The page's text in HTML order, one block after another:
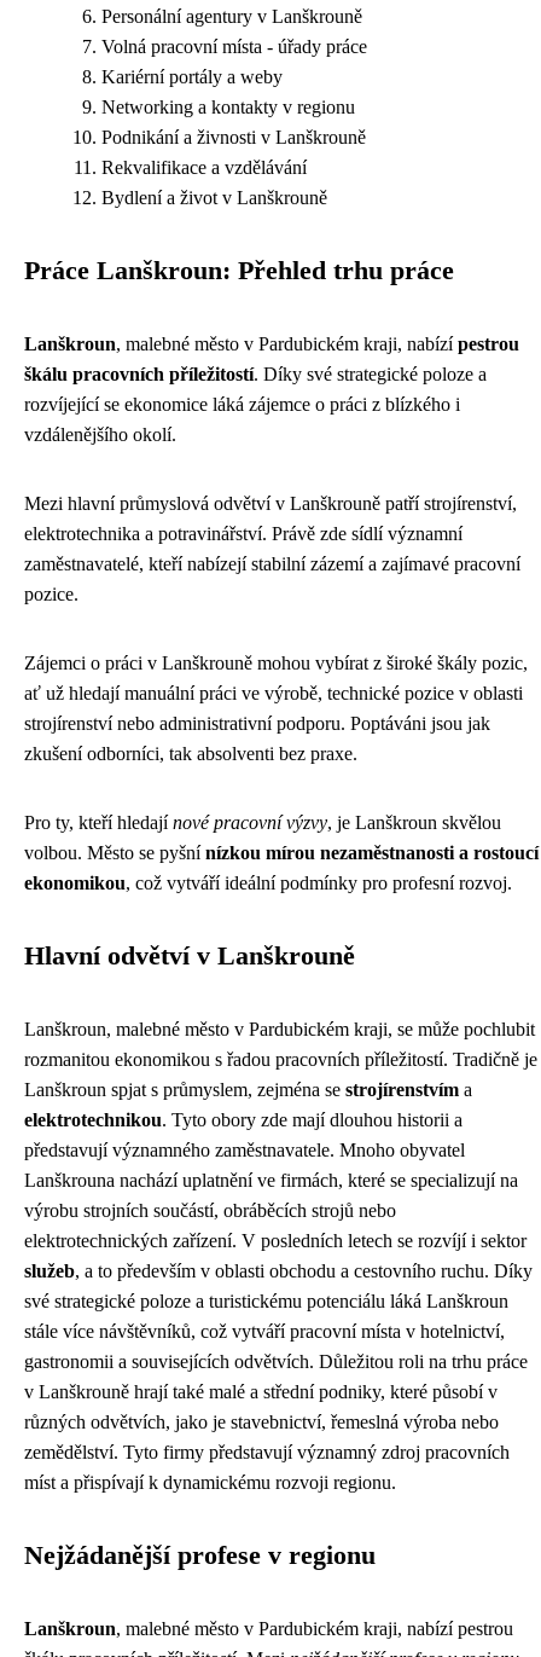
Personální agentury v Lanškrouně
Volná pracovní místa - úřady práce
Kariérní portály a weby
Networking a kontakty v regionu
Podnikání a živnosti v Lanškrouně
Rekvalifikace a vzdělávání
Bydlení a život v Lanškrouně
Práce Lanškroun: Přehled trhu práce
Lanškroun, malebné město v Pardubickém kraji, nabízípestrou
škálu pracovních příležitostí. Díky své strategické poloze a
rozvíjející se ekonomice láká zájemce o práci z blízkého i
vzdálenějšího okolí.
Mezi hlavní průmyslová odvětví v Lanškrouně patří strojírenství,
elektrotechnika a potravinářství. Právě zde sídlí významní
zaměstnavatelé, kteří nabízejí stabilní zázemí a zajímavé pracovní
pozice.
Zájemci o práci v Lanškrouně mohou vybírat z široké škály pozic,
ať už hledají manuální práci ve výrobě, technické pozice v oblasti
strojírenství nebo administrativní podporu. Poptáváni jsou jak
zkušení odborníci, tak absolventi bez praxe.
Pro ty, kteří hledajínové pracovní výzvy, je Lanškroun skvělou
volbou. Město se pyšnínízkou mírou nezaměstnanosti a rostoucí
ekonomikou, což vytváří ideální podmínky pro profesní rozvoj.
Hlavní odvětví v Lanškrouně
Lanškroun, malebné město v Pardubickém kraji, se může pochlubit
rozmanitou ekonomikou s řadou pracovních příležitostí. Tradičně je
Lanškroun spjat s průmyslem, zejména se strojírenstvím a
elektrotechnikou. Tyto obory zde mají dlouhou historii a
představují významného zaměstnavatele. Mnoho obyvatel
Lanškrouna nachází uplatnění ve firmách, které se specializují na
výrobu strojních součástí, obráběcích strojů nebo
elektrotechnických zařízení. V posledních letech se rozvíjí i sektor
služeb, a to především v oblasti obchodu a cestovního ruchu. Díky
své strategické poloze a turistickému potenciálu láká Lanškroun
stále více návštěvníků, což vytváří pracovní místa v hotelnictví,
gastronomii a souvisejících odvětvích. Důležitou roli na trhu práce
v Lanškrouně hrají také malé a střední podniky, které působí v
různých odvětvích, jako je stavebnictví, řemeslná výroba nebo
zemědělství. Tyto firmy představují významný zdroj pracovních
míst a přispívají k dynamickému rozvoji regionu.
Nejžádanější profese v regionu
Lanškroun, malebné město v Pardubickém kraji, nabízí pestrou